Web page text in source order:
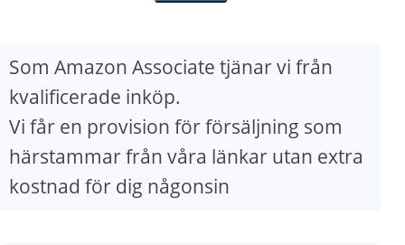
Som Amazon Associate tjänar vi från
kvalificerade inköp.
Vi får en provision för försäljning som
härstammar från våra länkar utan extra
kostnad för dig någonsin